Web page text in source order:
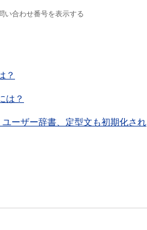
い合わせ番号を表示する
？
は？
ーザー辞書、定型文も初期化され